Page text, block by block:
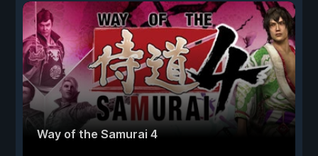
Way of the Samurai 4